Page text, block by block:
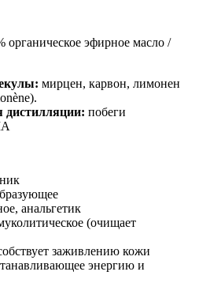
органическое эфирное масло /
мирцен, карвон, лимонен
дистилляции: побеги
анальгетик
(очищает
заживлению кожи
энергию и